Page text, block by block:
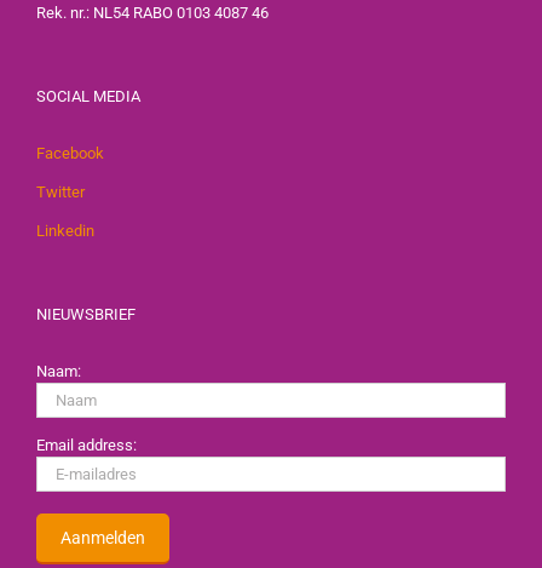
Rek. nr.: NL54 RABO 0103 4087 46
SOCIAL MEDIA
Facebook
Twitter
Linkedin
NIEUWSBRIEF
Naam:
Email address: